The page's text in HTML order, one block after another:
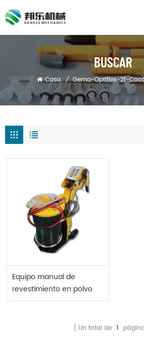
BUSCAR
Casa / Gema-Optiflex-2f-
Equipo manual de
revestimiento en polvo
Optiflex 2 f
Un total de 1